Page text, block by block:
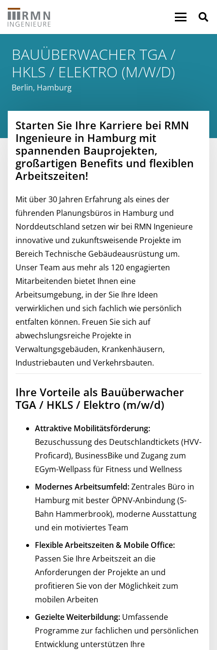
BAUÜBERWACHER TGA /
HKLS / ELEKTRO (M/W/D)
Berlin, Hamburg
Starten Sie Ihre Karriere bei RMN
Ingenieure in Hamburg mit
spannenden Bauprojekten,
großartigen Benefits und flexiblen
Arbeitszeiten!
Mit über 30 Jahren Erfahrung als eines der
führenden Planungsbüros in Hamburg und
Norddeutschland setzen wir bei RMN Ingenieure
innovative und zukunftsweisende Projekte im
Bereich Technische Gebäudeausrüstung um.
Unser Team aus mehr als 120 engagierten
Mitarbeitenden bietet Ihnen eine
Arbeitsumgebung, in der Sie Ihre Ideen
verwirklichen und sich fachlich wie persönlich
entfalten können. Freuen Sie sich auf
abwechslungsreiche Projekte in
Verwaltungsgebäuden, Krankenhäusern,
Industriebauten und Verkehrsbauten.
Ihre Vorteile als Bauüberwacher
TGA / HKLS / Elektro (m/w/d)
Attraktive Mobilitätsförderung:
Bezuschussung des Deutschlandtickets (HVV-
Proficard), BusinessBike und Zugang zum
EGym-Wellpass für Fitness und Wellness
Modernes Arbeitsumfeld:Zentrales Büro in
Hamburg mit bester ÖPNV-Anbindung (S-
Bahn Hammerbrook), moderne Ausstattung
und ein motiviertes Team
Flexible Arbeitszeiten & Mobile Office:
Passen Sie Ihre Arbeitszeit an die
Anforderungen der Projekte an und
profitieren Sie von der Möglichkeit zum
mobilen Arbeiten
Gezielte Weiterbildung: Umfassende
Programme zur fachlichen und persönlichen
Entwicklung unterstützen Ihre